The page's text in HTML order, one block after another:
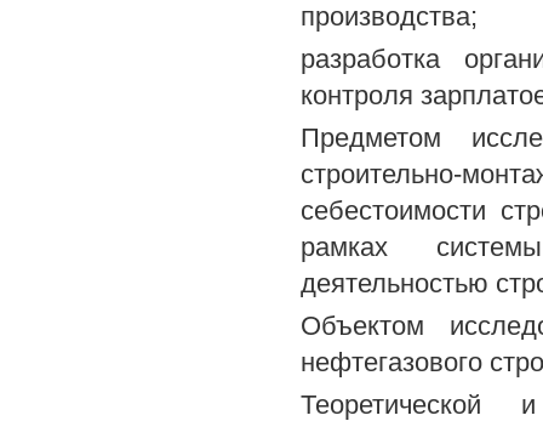
производства;
разработка
контроля
Предметом
строительно-
себестоимости
рамках системы
деятельностью
Объектом
нефтегазового
Теоретической